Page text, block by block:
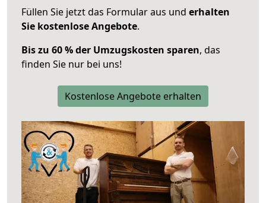
Füllen Sie jetzt das Formular aus und erhalten
Sie kostenlose Angebote.
Bis zu 60 % der Umzugskosten sparen, das
finden Sie nur bei uns!
Kostenlose Angebote erhalten